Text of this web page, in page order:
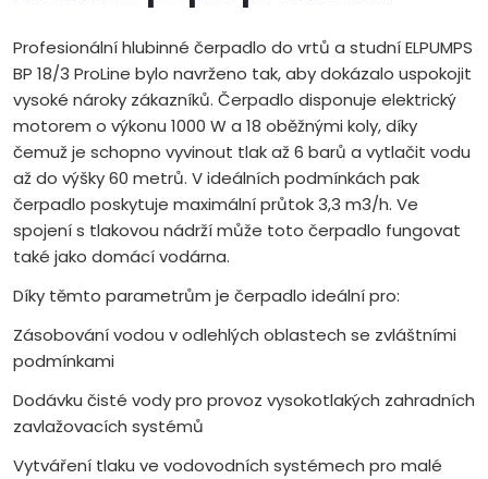
Profesionální hlubinné čerpadlo do vrtů a studní ELPUMPS
BP 18/3 ProLine bylo navrženo tak, aby dokázalo uspokojit
vysoké nároky zákazníků. Čerpadlo disponuje elektrický
motorem o výkonu 1000 W a 18 oběžnými koly, díky
čemuž je schopno vyvinout tlak až 6 barů a vytlačit vodu
až do výšky 60 metrů. V ideálních podmínkách pak
čerpadlo poskytuje maximální průtok 3,3 m3/h. Ve
spojení s tlakovou nádrží může toto čerpadlo fungovat
také jako domácí vodárna.
Díky těmto parametrům je čerpadlo ideální pro:
Zásobování vodou v odlehlých oblastech se zvláštními
podmínkami
Dodávku čisté vody pro provoz vysokotlakých zahradních
zavlažovacích systémů
Vytváření tlaku ve vodovodních systémech pro malé